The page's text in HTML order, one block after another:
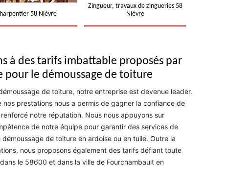
58 Nièvre
Zingueur, travaux de zingueries 58
Nièvre
à des tarifs imbattable proposés par
pour le démoussage de toiture
de toiture, notre entreprise est devenue leader.
nos prestations nous a permis de gagner la confiance de
notre réputation. Nous nous appuyons sur
de notre équipe pour garantir des services de
de toiture en ardoise ou en tuile. Outre la
nous proposons également des tarifs défiant toute
le 58600 et dans la ville de Fourchambault en